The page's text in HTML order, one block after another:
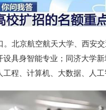
。北京航空航天大学、西安
具身智能专业；同济大学
程、计算机、大数据、人工